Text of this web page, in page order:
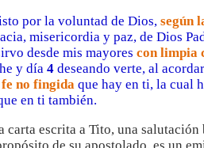
por la voluntad de Dios, según
misericordia y paz, de Dios
desde mis mayores con limpia
y día 4 deseando verte, al
no fingida que hay en ti, la cual
en ti también.
carta escrita a Tito, una